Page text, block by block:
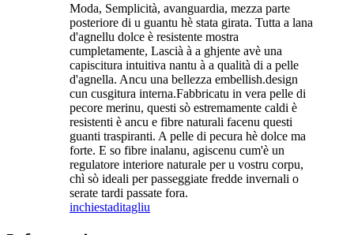
Moda, Semplicità, avanguardia, mezza parte
posteriore di u guantu hè stata girata. Tutta a lana
d'agnellu dolce è resistente mostra
cumpletamente, Lascià à a ghjente avè una
capiscitura intuitiva nantu à a qualità di a pelle
d'agnella. Ancu una bellezza embellish.design
cun cusgitura interna.Fabbricatu in vera pelle di
pecore merinu, questi sò estremamente caldi è
resistenti è ancu e fibre naturali facenu questi
guanti traspiranti. A pelle di pecura hè dolce ma
forte. E so fibre inalanu, agiscenu cum'è un
regulatore interiore naturale per u vostru corpu,
chì sò ideali per passeggiate fredde invernali o
serate tardi passate fora.
inchiestaditagliu